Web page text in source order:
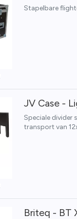
Stapelbare
JV Case -
Speciale divider
transport van
Briteq - BT